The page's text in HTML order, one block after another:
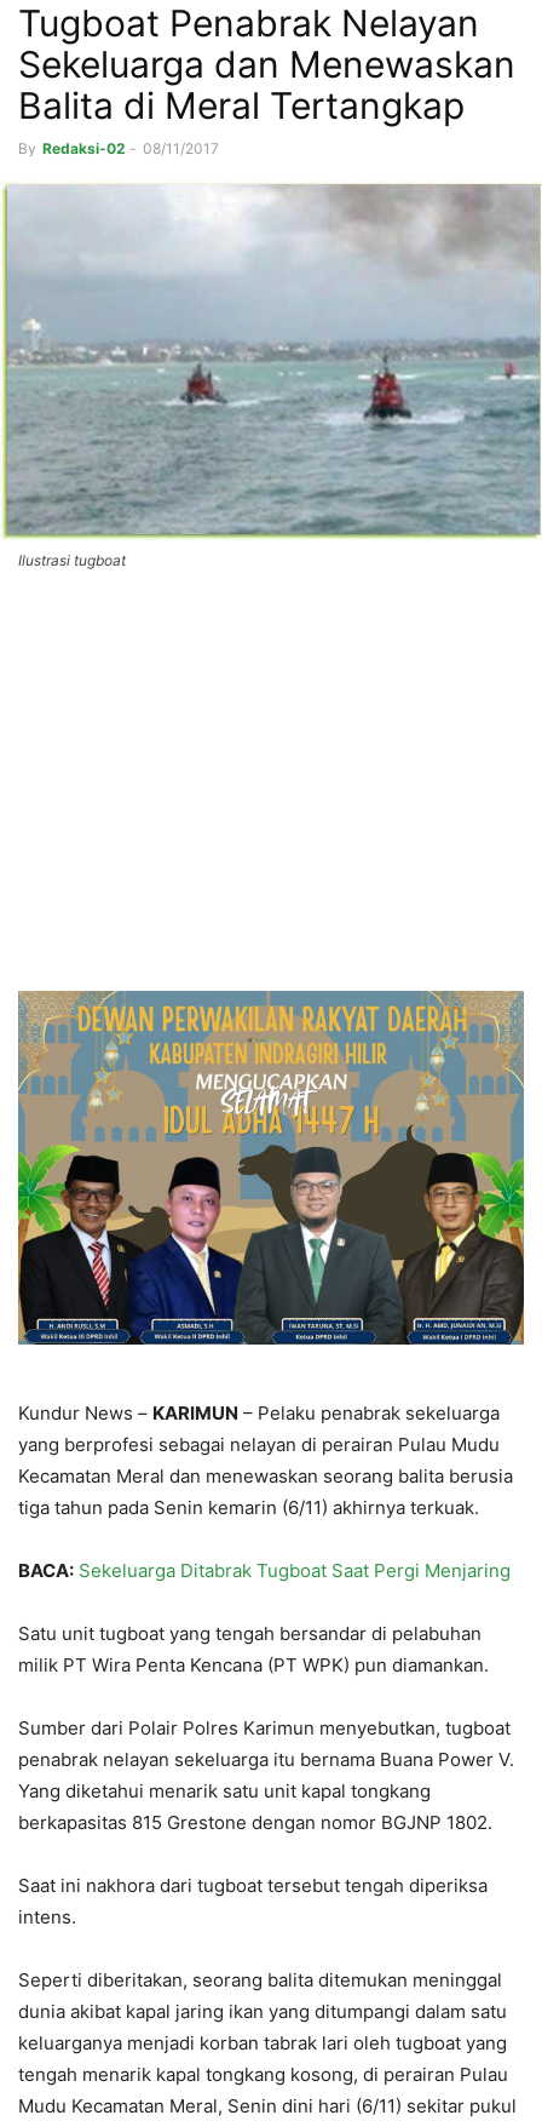
Tugboat Penabrak Nelayan
Sekeluarga dan Menewaskan
Balita di Meral Tertangkap
By Redaksi-02 - 08/11/2017
Ilustrasi tugboat
Kundur News – KARIMUN – Pelaku penabrak sekeluarga
yang berprofesi sebagai nelayan di perairan Pulau Mudu
Kecamatan Meral dan menewaskan seorang balita berusia
tiga tahun pada Senin kemarin (6/11) akhirnya terkuak.
BACA: Sekeluarga Ditabrak Tugboat Saat Pergi Menjaring
Satu unit tugboat yang tengah bersandar di pelabuhan
milik PT Wira Penta Kencana (PT WPK) pun diamankan.
Sumber dari Polair Polres Karimun menyebutkan, tugboat
penabrak nelayan sekeluarga itu bernama Buana Power V.
Yang diketahui menarik satu unit kapal tongkang
berkapasitas 815 Grestone dengan nomor BGJNP 1802.
Saat ini nakhora dari tugboat tersebut tengah diperiksa
intens.
Seperti diberitakan, seorang balita ditemukan meninggal
dunia akibat kapal jaring ikan yang ditumpangi dalam satu
keluarganya menjadi korban tabrak lari oleh tugboat yang
tengah menarik kapal tongkang kosong, di perairan Pulau
Mudu Kecamatan Meral, Senin dini hari (6/11) sekitar pukul